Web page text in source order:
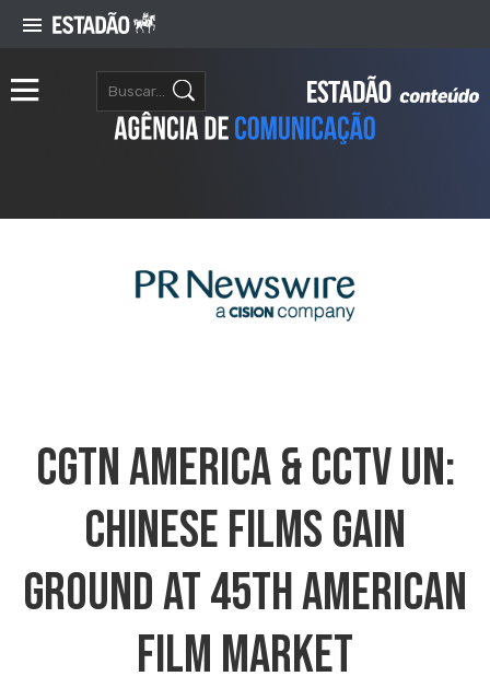
CGTN AMERICA & CCTV UN:
Chinese Films Gain
Ground At 45th American
Film Market